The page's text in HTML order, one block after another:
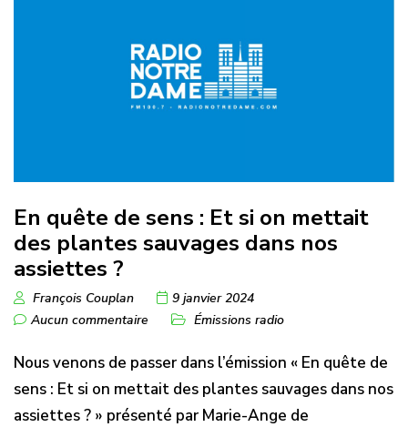
En quête de sens : Et si on mettait
des plantes sauvages dans nos
assiettes ?
François Couplan
9 janvier 2024
Aucun commentaire
Émissions radio
Nous venons de passer dans l’émission « En quête de
sens : Et si on mettait des plantes sauvages dans nos
assiettes ? » présenté par Marie-Ange de